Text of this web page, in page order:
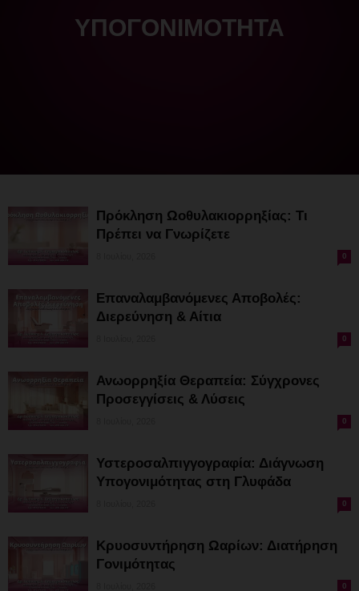
ΥΠΟΓΟΝΙΜΌΤΗΤΑ
Πρόκληση Ωοθυλακιορρηξίας: Τι
Πρέπει να Γνωρίζετε
0
Επαναλαμβανόμενες Αποβολές:
Διερεύνηση & Αίτια
0
Ανωορρηξία Θεραπεία: Σύγχρονες
Προσεγγίσεις & Λύσεις
0
Υστεροσαλπιγγογραφία: Διάγνωση
Υπογονιμότητας στη Γλυφάδα
0
Κρυοσυντήρηση Ωαρίων: Διατήρηση
Γονιμότητας
0